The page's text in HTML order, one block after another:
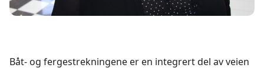
Båt- og fergestrekningene er en integrert del av veien